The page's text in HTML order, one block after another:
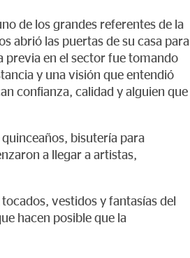
de los grandes referentes de la
abrió las puertas de su casa para
previa en el sector fue tomando
y una visión que entendió
confianza, calidad y alguien que
bisutería para
a llegar a artistas,
vestidos y fantasías del
hacen posible que la